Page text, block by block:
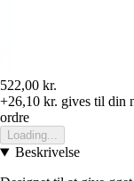
522,00 kr.
+26,10 kr. gives til din
ordre
Loading...
Beskrivelse